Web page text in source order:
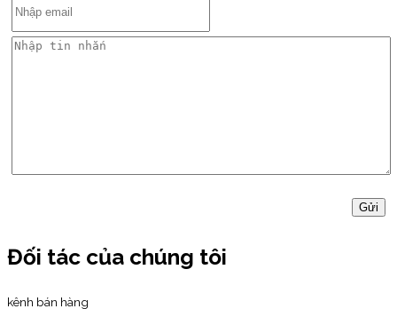
Đối tác của chúng tôi
kênh bán hàng